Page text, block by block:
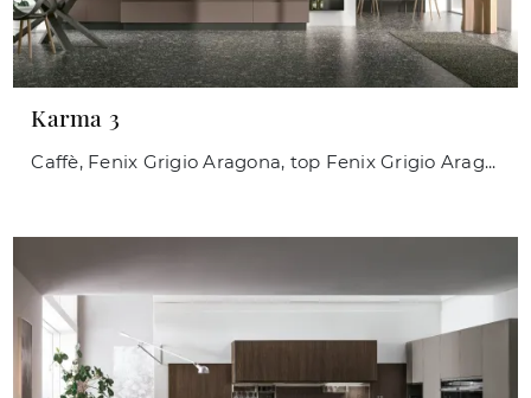
Karma 3
Caffè, Fenix Grigio Aragona, top Fenix Grigio Aragona.